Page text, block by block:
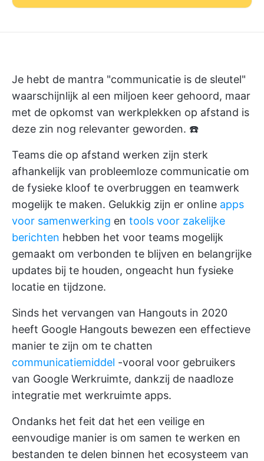
Je hebt de mantra "communicatie is de sleutel"
waarschijnlijk al een miljoen keer gehoord, maar
met de opkomst van werkplekken op afstand is
deze zin nog relevanter geworden. ☎️
Teams die op afstand werken zijn sterk
afhankelijk van probleemloze communicatie om
de fysieke kloof te overbruggen en teamwerk
mogelijk te maken. Gelukkig zijn er online apps
voor samenwerking en tools voor zakelijke
berichten hebben het voor teams mogelijk
gemaakt om verbonden te blijven en belangrijke
updates bij te houden, ongeacht hun fysieke
locatie en tijdzone.
Sinds het vervangen van Hangouts in 2020
heeft Google Hangouts bewezen een effectieve
manier te zijn om te chatten
communicatiemiddel -vooral voor gebruikers
van Google Werkruimte, dankzij de naadloze
integratie met werkruimte apps.
Ondanks het feit dat het een veilige en
eenvoudige manier is om samen te werken en
bestanden te delen binnen het ecosysteem van